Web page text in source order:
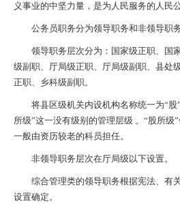
义事业的中坚力量，是为人民服务的人民公
公务员职务分为领导职务和非领导职务
领导职务层次分为：国家级正职、国
级副职、厅局级正职、厅局级副职、县处
正职、乡科级副职。
将县区级机关内设机构名称统一为“股
所级”这一没有级别的管理层级 。“股所级
一般由资历较老的科员担任。
非领导职务层次在厅局级以下设置。
综合管理类的领导职务根据宪法、有
设置确定。